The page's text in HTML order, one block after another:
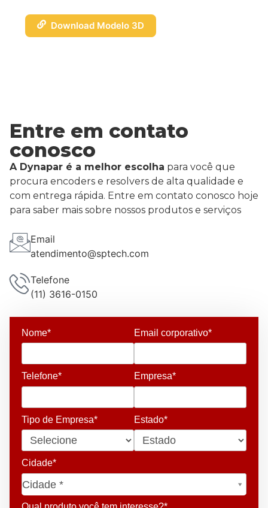
Download Modelo 3D
Entre em contato
conosco
A Dynapar é a melhor escolha para você que
procura encoders e resolvers de alta qualidade e
com entrega rápida. Entre em contato conosco hoje
para saber mais sobre nossos produtos e serviços
Email
atendimento@sptech.com
Telefone
(11) 3616-0150
Nome* Email corporativo*
Telefone* Empresa*
Tipo de Empresa* Estado*
Cidade*
Cidade *
Cidade*